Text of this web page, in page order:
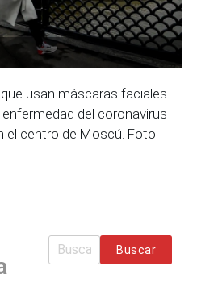
usan máscaras faciales
del coronavirus
el centro de Moscú. Foto:
Buscar